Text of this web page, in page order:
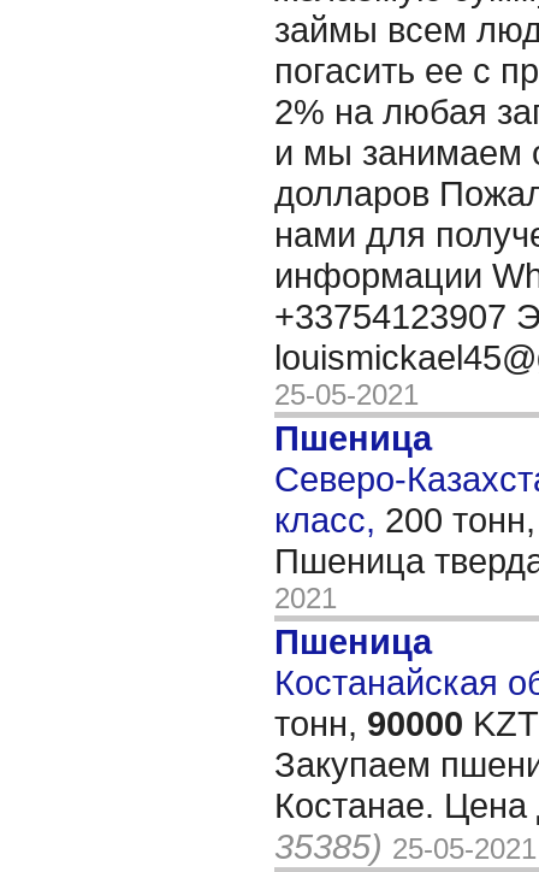
займы всем
погасить ее с
2% на любая
и мы занимаем
долларов
нами для
информации
+33754123907
25-05-2021
Пшеница
Северо-
класс, 200
Пшеница
2021
Пшеница
Костанайская
тонн, 90000
Закупаем
Костанае.
35385) 25-05-2021